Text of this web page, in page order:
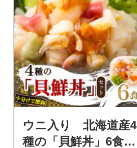
ウニ入り 北海道産4
種の「貝鮮丼」6食セ